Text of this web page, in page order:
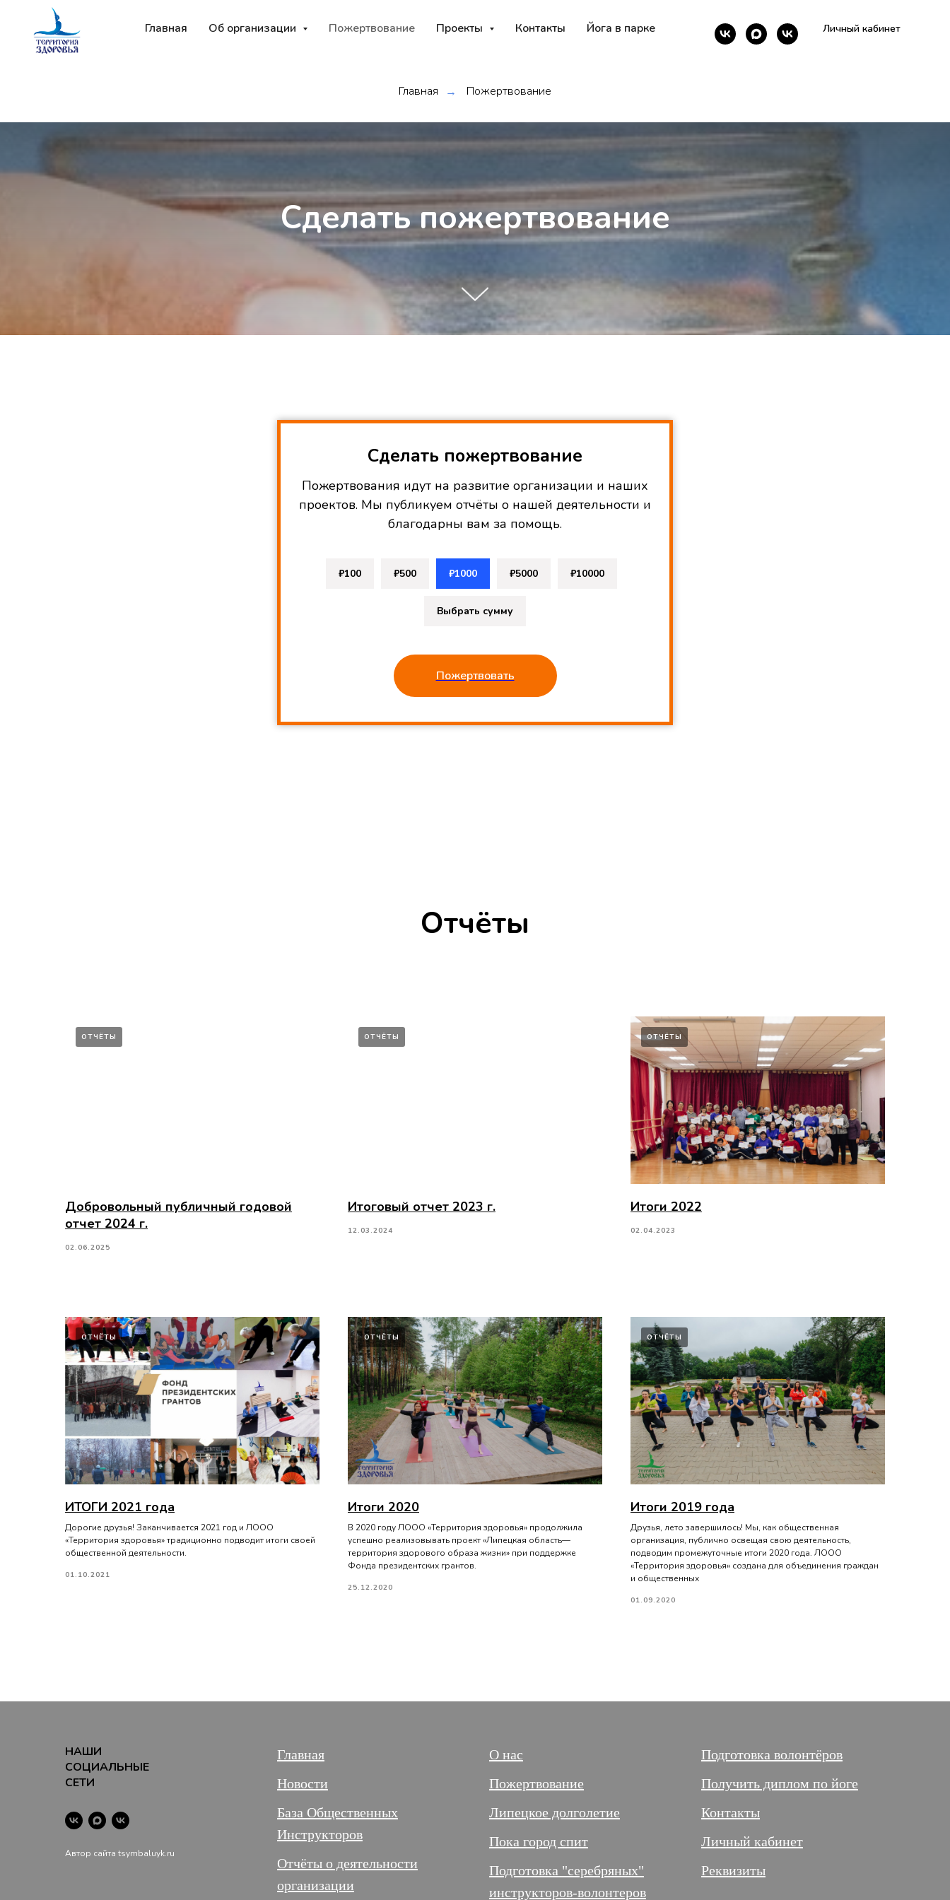
Главная Об организации Пожертвование Проекты Контакты Йога в парке Личный кабинет
Главная → Пожертвование
Сделать пожертвование
Сделать пожертвование
Пожертвования идут на развитие организации и наших
проектов. Мы публикуем отчёты о нашей деятельности и
благодарны вам за помощь.
₽100 ₽500 ₽1000 ₽5000 ₽10000
Выбрать сумму
Пожертвовать
Отчёты
ОТЧЁТЫ
Добровольный публичный годовой
отчет 2024 г.
02.06.2025
ОТЧЁТЫ
Итоговый отчет 2023 г.
12.03.2024
ОТЧЁТЫ
Итоги 2022
02.04.2023
ОТЧЁТЫ
ИТОГИ 2021 года
Дорогие друзья! Заканчивается 2021 год и ЛООО
«Территория здоровья» традиционно подводит итоги своей
общественной деятельности.
01.10.2021
ОТЧЁТЫ
Итоги 2020
В 2020 году ЛООО «Территория здоровья» продолжила
успешно реализовывать проект «Липецкая область—
территория здорового образа жизни» при поддержке
Фонда президентских грантов.
25.12.2020
ОТЧЁТЫ
Итоги 2019 года
Друзья, лето завершилось! Мы, как общественная
организация, публично освещая свою деятельность,
подводим промежуточные итоги 2020 года. ЛООО
«Территория здоровья» создана для объединения граждан
и общественных
01.09.2020
НАШИ
СОЦИАЛЬНЫЕ
СЕТИ
Автор сайта tsymbaluyk.ru
Главная
Новости
База Общественных
Инструкторов
Отчёты о деятельности
организации
О нас
Пожертвование
Липецкое долголетие
Пока город спит
Подготовка "серебряных"
инструкторов-волонтеров
Подготовка волонтёров
Получить диплом по йоге
Контакты
Личный кабинет
Реквизиты